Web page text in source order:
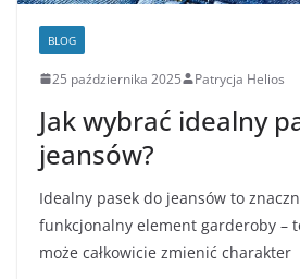
BLOG
25 października 2025 Patrycja Helios
Jak wybrać idealny
jeansów?
Idealny pasek do jeansów to
funkcjonalny element garderoby –
może całkowicie zmienić charakter